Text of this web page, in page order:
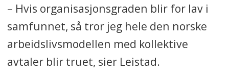
– Hvis organisasjonsgraden blir for lav i
samfunnet, så tror jeg hele den norske
arbeidslivsmodellen med kollektive
avtaler blir truet, sier Leistad.